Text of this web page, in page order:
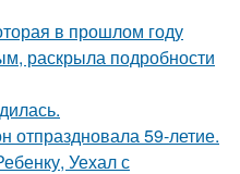
в прошлом году
раскрыла подробности
отпраздновала 59-летие.
Уехал с